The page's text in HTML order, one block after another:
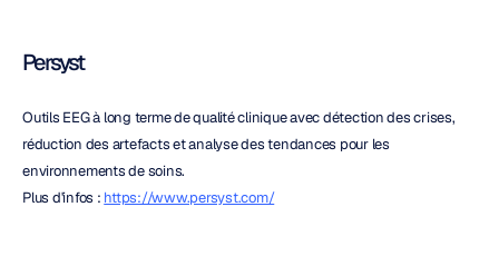
Persyst
Outils EEG à long terme de qualité clinique avec détection des crises,
réduction des artefacts et analyse des tendances pour les
environnements de soins.
Plus d'infos : https://www.persyst.com/